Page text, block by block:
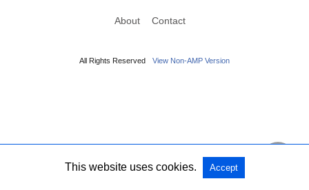
About Contact
All Rights Reserved View Non-AMP Version
This website uses cookies. Accept